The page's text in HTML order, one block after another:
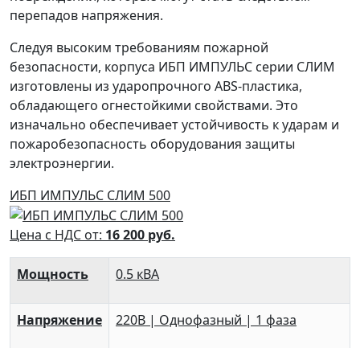
перепадов напряжения.
Следуя высоким требованиям пожарной
безопасности, корпуса ИБП ИМПУЛЬС серии СЛИМ
изготовлены из ударопрочного ABS-пластика,
обладающего огнестойкими свойствами. Это
изначально обеспечивает устойчивость к ударам и
пожаробезопасность оборудования защиты
электроэнергии.
ИБП ИМПУЛЬС СЛИМ 500
Цена с НДС от: 16 200 руб.
Мощность 0.5 кВА
Напряжение 220В | Однофазный | 1 фаза